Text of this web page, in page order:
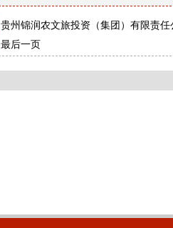
贵州锦润农文旅投资（集团）有限责
招聘公告
最后一页